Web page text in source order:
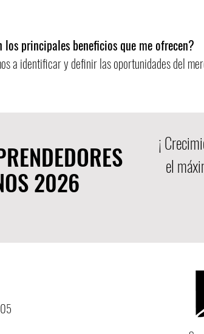
los principales beneficios que me ofrecen?
a identificar y definir las oportunidades del
2026
¡
el